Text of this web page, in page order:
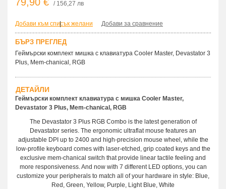
/ 156,27 лв
Добави към списък желани
| Добави за сравнение
БЪРЗ ПРЕГЛЕД
Геймърски комплект мишка с клавиатура Cooler Master, Devastator 3
Plus, Mem-chanical, RGB
ДЕТАЙЛИ
Геймърски комплект клавиатура с мишка Cooler Master,
Devastator 3 Plus, Mem-chanical, RGB
The Devastator 3 Plus RGB Combo is the latest generation of
Devastator series. The ergonomic ultraflat mouse features an
adjustable DPI up to 2400 and high-precision mouse wheel, while the
low-profile keyboard comes with laser-etched, grip coated keys and the
exclusive mem-chanical switch that provide linear tactile feeling and
more responsiveness. And now with 7 different LED options, you can
customize your peripherals to match all of your hardware in style: Blue,
Red, Green, Yellow, Purple, Light Blue, White